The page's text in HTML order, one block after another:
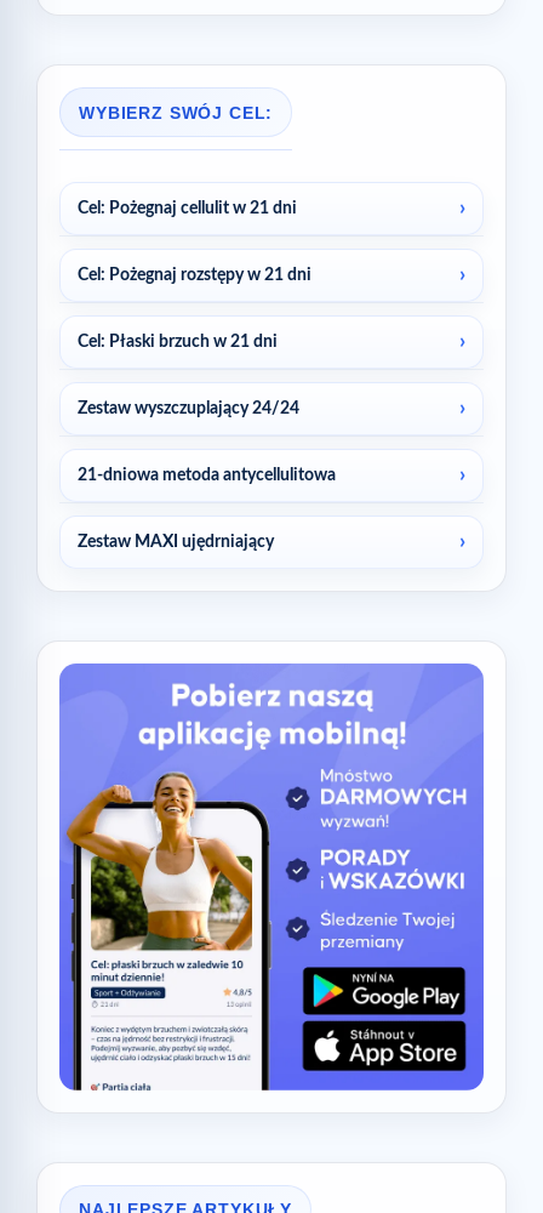
WYBIERZ SWÓJ CEL:
Cel: Pożegnaj cellulit w 21 dni
Cel: Pożegnaj rozstępy w 21 dni
Cel: Płaski brzuch w 21 dni
Zestaw wyszczuplający 24/24
21-dniowa metoda antycellulitowa
Zestaw MAXI ujędrniający